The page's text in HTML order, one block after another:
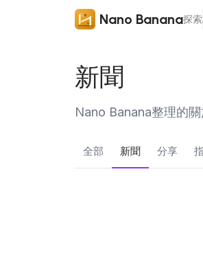
Nano Banana探索
新聞
Nano Banana整理的關
全部 新聞 分享